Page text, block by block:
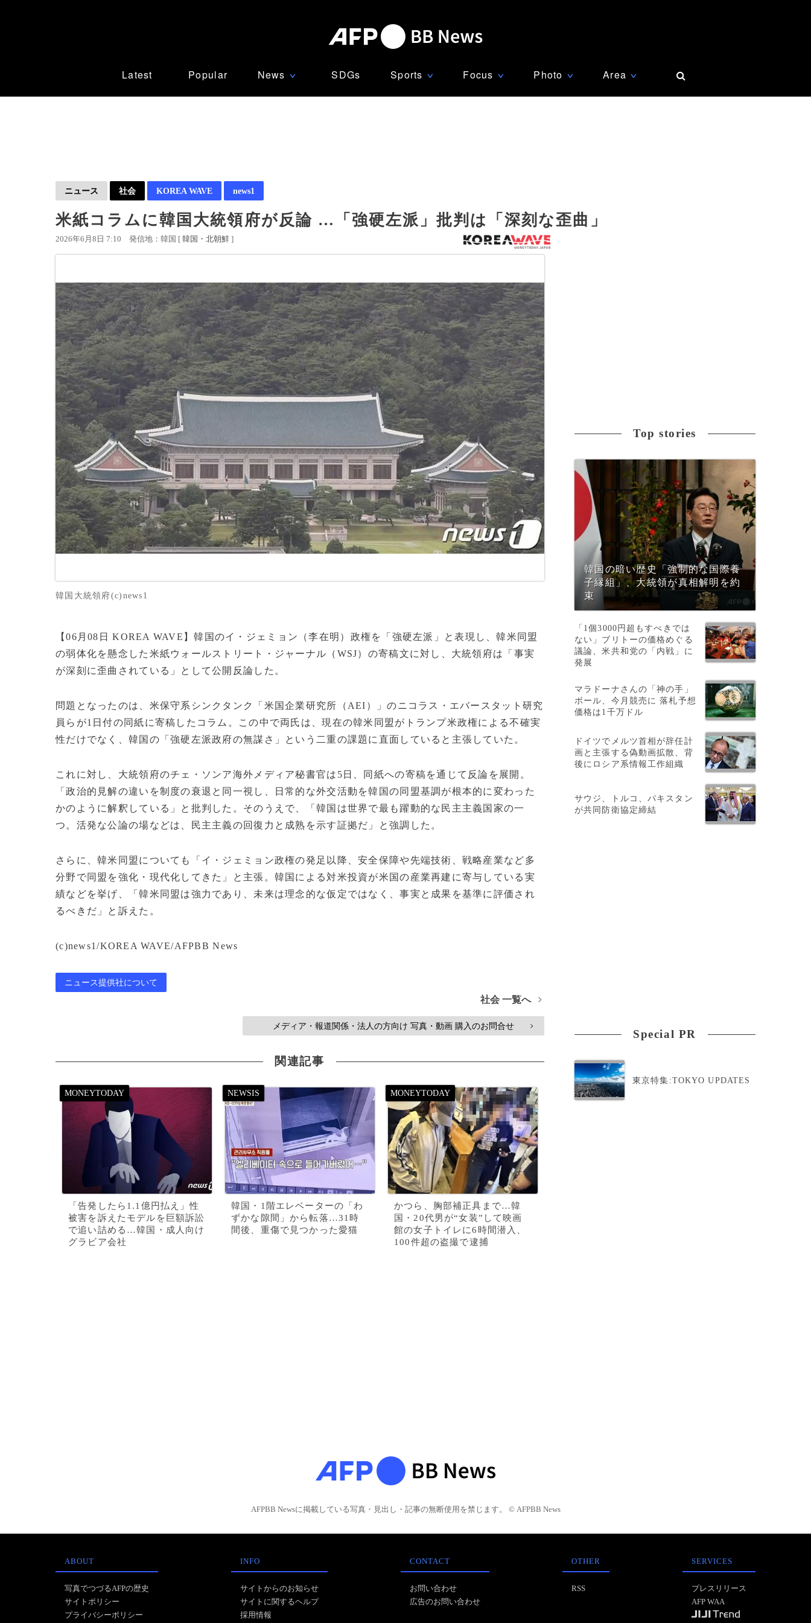
Latest Popular News ∨ SDGs Sports ∨ Focus ∨ Photo ∨ Area ∨
ニュース 社会 KOREA WAVE news1
米紙コラムに韓国大統領府が反論 …「強硬左派」批判は「深刻な歪曲」
2026年6月8日 7:10 発信地：韓国 [ 韓国・北朝鮮 ]
韓国大統領府(c)news1
【06月08日 KOREA WAVE】韓国のイ・ジェミョン（李在明）政権を「強硬左派」と表現し、韓米同盟
の弱体化を懸念した米紙ウォールストリート・ジャーナル（WSJ）の寄稿文に対し、大統領府は「事実
が深刻に歪曲されている」として公開反論した。
問題となったのは、米保守系シンクタンク「米国企業研究所（AEI）」のニコラス・エバースタット研究
員らが1日付の同紙に寄稿したコラム。この中で両氏は、現在の韓米同盟がトランプ米政権による不確実
性だけでなく、韓国の「強硬左派政府の無謀さ」という二重の課題に直面していると主張していた。
これに対し、大統領府のチェ・ソンア海外メディア秘書官は5日、同紙への寄稿を通じて反論を展開。
「政治的見解の違いを制度の衰退と同一視し、日常的な外交活動を韓国の同盟基調が根本的に変わった
かのように解釈している」と批判した。そのうえで、「韓国は世界で最も躍動的な民主主義国家の一
つ。活発な公論の場などは、民主主義の回復力と成熟を示す証拠だ」と強調した。
さらに、韓米同盟についても「イ・ジェミョン政権の発足以降、安全保障や先端技術、戦略産業など多
分野で同盟を強化・現代化してきた」と主張。韓国による対米投資が米国の産業再建に寄与している実
績などを挙げ、「韓米同盟は強力であり、未来は理念的な仮定ではなく、事実と成果を基準に評価され
るべきだ」と訴えた。
(c)news1/KOREA WAVE/AFPBB News
ニュース提供社について
社会 一覧へ >
メディア・報道関係・法人の方向け 写真・動画 購入のお問合せ >
関連記事
「告発したら1.1億円払え」性
被害を訴えたモデルを巨額訴訟
で追い詰める…韓国・成人向け
グラビア会社
韓国・1階エレベーターの「わ
ずかな隙間」から転落…31時
間後、重傷で見つかった愛猫
かつら、胸部補正具まで…韓
国・20代男が“女装”して映画
館の女子トイレに6時間潜入、
100件超の盗撮で逮捕
Top stories
韓国の暗い歴史「強制的な国際養
子縁組」、大統領が真相解明を約
束
「1個3000円超もすべきでは
ない」ブリトーの価格めぐる
議論、米共和党の「内戦」に
発展
マラドーナさんの「神の手」
ボール、今月競売に 落札予想
価格は1千万ドル
ドイツでメルツ首相が辞任計
画と主張する偽動画拡散、背
後にロシア系情報工作組織
サウジ、トルコ、パキスタン
が共同防衛協定締結
Special PR
東京特集:TOKYO UPDATES
AFPBB Newsに掲載している写真・見出し・記事の無断使用を禁じます。 © AFPBB News
ABOUT
写真でつづるAFPの歴史
サイトポリシー
プライバシーポリシー
INFO
サイトからのお知らせ
サイトに関するヘルプ
採用情報
CONTACT
お問い合わせ
広告のお問い合わせ
OTHER
RSS
SERVICES
プレスリリース
AFP WAA